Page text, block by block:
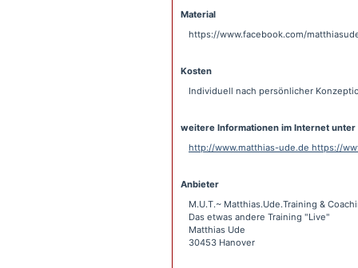
Material
https://www.facebook.com/
Kosten
Individuell nach persönlicher
weitere Informationen im Internet unter
http://www.matthias-ude.de https://
Anbieter
M.U.T.~ Matthias.Ude.Training &
Das etwas andere Training "Live"
Matthias Ude
30453 Hanover